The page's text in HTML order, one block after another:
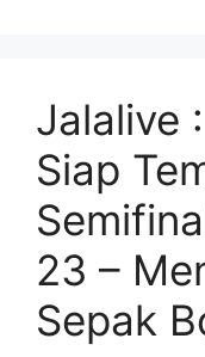
Jalalive
Siap
23 –
Sepak